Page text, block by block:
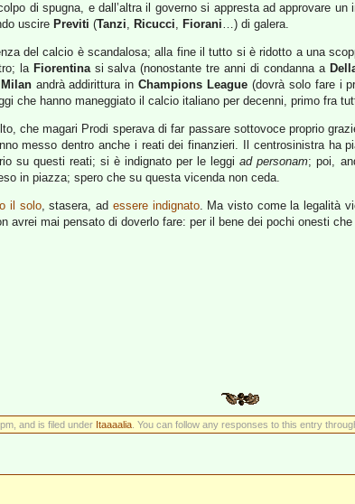
di spugna, e dall’altra il governo si appresta ad approvare
uscire Previti (Tanzi, Ricucci, Fiorani…) di galera.
del calcio è scandalosa; alla fine il tutto si è ridotto a una
la Fiorentinasi salva (nonostante tre anni di condanna a
Milanandrà addirittura inChampions League (dovrà solo fare i
che hanno maneggiato il calcio italiano per decenni, primo fra
che magari Prodi sperava di far passare sottovoce proprio
messo dentro anche i reati dei finanzieri. Il centrosinistra ha
su questi reati; si è indignato per le leggiad personam; poi,
in piazza; spero che su questa vicenda non ceda.
il solo, stasera, ad essere indignato. Ma visto come la legalità
avrei mai pensato di doverlo fare: per il bene dei pochi onesti
and is filed under Itaaaalia. You can follow any responses to this entry